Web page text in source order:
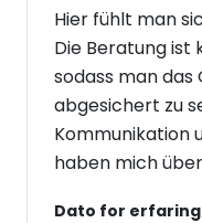
Hier fühlt man
Die Beratung
sodass man
abgesichert zu
Kommunikation
haben mich
Dato for